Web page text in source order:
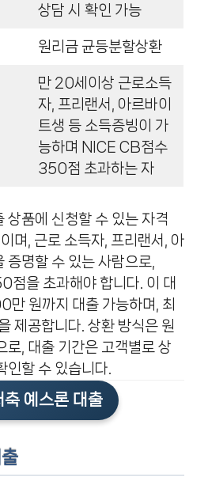
상담 시 확인 가능
원리금 균등분할상환
만 20세이상 근로소득
자, 프리랜서, 아르바이
트생 등 소득증빙이 가
능하며 NICE CB점수
350점 초과하는 자
상품에 신청할 수 있는 자격
며, 근로 소득자, 프리랜서, 아
증명할 수 있는 사람으로,
점을 초과해야 합니다. 이 대
원까지 대출 가능하며, 최
제공합니다. 상환 방식은 원
로, 대출 기간은 고객별로 상
인할 수 있습니다.
축 예스론 대출